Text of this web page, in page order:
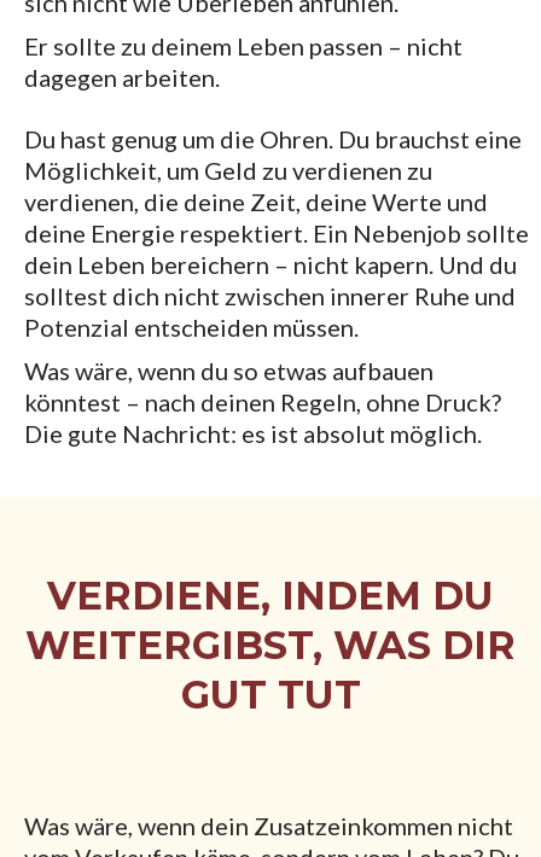
Er sollte zu deinem Leben passen – nicht
dagegen arbeiten.
Du hast genug um die Ohren. Du brauchst eine
Möglichkeit, um Geld zu verdienen zu
verdienen, die deine Zeit, deine Werte und
deine Energie respektiert. Ein Nebenjob sollte
dein Leben bereichern – nicht kapern. Und du
solltest dich nicht zwischen innerer Ruhe und
Potenzial entscheiden müssen.
Was wäre, wenn du so etwas aufbauen
könntest – nach deinen Regeln, ohne Druck?
Die gute Nachricht: es ist absolut möglich.
VERDIENE, INDEM DU
WEITERGIBST, WAS DIR
GUT TUT
Was wäre, wenn dein Zusatzeinkommen nicht